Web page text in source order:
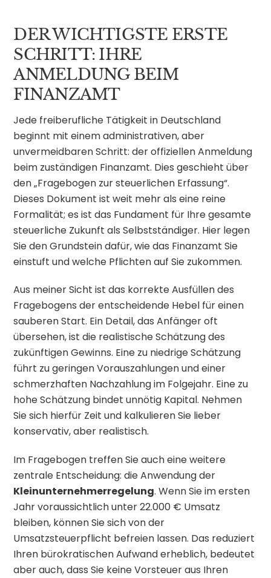
DER WICHTIGSTE ERSTE
SCHRITT: IHRE
ANMELDUNG BEIM
FINANZAMT
Jede freiberufliche Tätigkeit in Deutschland
beginnt mit einem administrativen, aber
unvermeidbaren Schritt: der offiziellen Anmeldung
beim zuständigen Finanzamt. Dies geschieht über
den „Fragebogen zur steuerlichen Erfassung“.
Dieses Dokument ist weit mehr als eine reine
Formalität; es ist das Fundament für Ihre gesamte
steuerliche Zukunft als Selbstständiger. Hier legen
Sie den Grundstein dafür, wie das Finanzamt Sie
einstuft und welche Pflichten auf Sie zukommen.
Aus meiner Sicht ist das korrekte Ausfüllen des
Fragebogens der entscheidende Hebel für einen
sauberen Start. Ein Detail, das Anfänger oft
übersehen, ist die realistische Schätzung des
zukünftigen Gewinns. Eine zu niedrige Schätzung
führt zu geringen Vorauszahlungen und einer
schmerzhaften Nachzahlung im Folgejahr. Eine zu
hohe Schätzung bindet unnötig Kapital. Nehmen
Sie sich hierfür Zeit und kalkulieren Sie lieber
konservativ, aber realistisch.
Im Fragebogen treffen Sie auch eine weitere
zentrale Entscheidung: die Anwendung der
Kleinunternehmerregelung. Wenn Sie im ersten
Jahr voraussichtlich unter 22.000 € Umsatz
bleiben, können Sie sich von der
Umsatzsteuerpflicht befreien lassen. Das reduziert
Ihren bürokratischen Aufwand erheblich, bedeutet
aber auch, dass Sie keine Vorsteuer aus Ihren